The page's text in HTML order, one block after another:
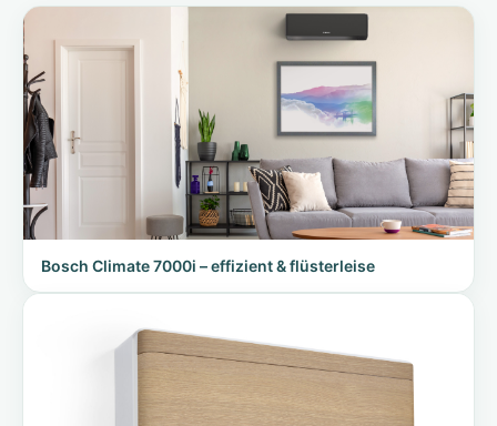
Bosch Climate 7000i – effizient & flüsterleise